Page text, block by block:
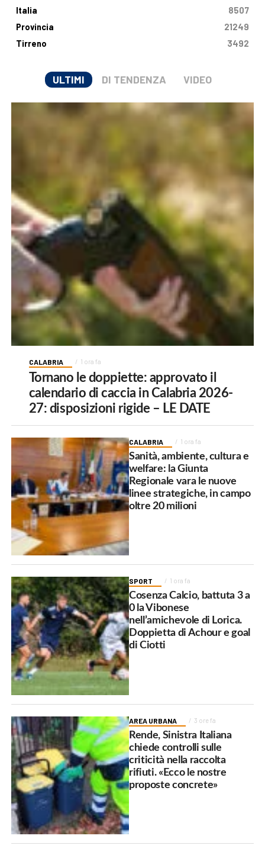
Italia
8507
Provincia
21249
Tirreno
3492
ULTIMI DI TENDENZA VIDEO
CALABRIA 1 ora fa
Tornano le doppiette: approvato il
calendario di caccia in Calabria 2026-
27: disposizioni rigide – LE DATE
CALABRIA 1 ora fa
Sanità, ambiente, cultura e
welfare: la Giunta
Regionale vara le nuove
linee strategiche, in campo
oltre 20 milioni
SPORT 1 ora fa
Cosenza Calcio, battuta 3 a
0 la Vibonese
nell’amichevole di Lorica.
Doppietta di Achour e goal
di Ciotti
AREA URBANA 3 ore fa
Rende, Sinistra Italiana
chiede controlli sulle
criticità nella raccolta
rifiuti. «Ecco le nostre
proposte concrete»